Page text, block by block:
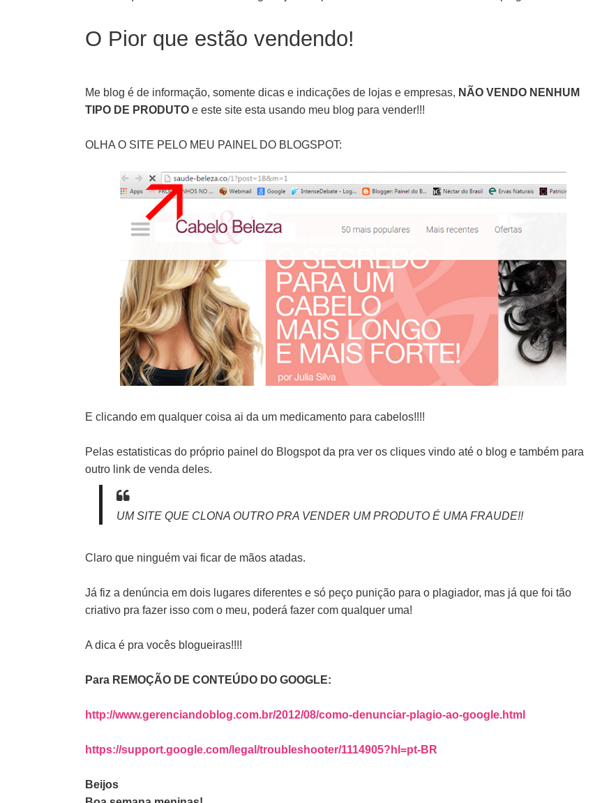
O Pior que estão vendendo!
Me blog é de informação, somente dicas e indicações de lojas e empresas, NÃO VENDO NENHUM
TIPO DE PRODUTO e este site esta usando meu blog para vender!!!
OLHA O SITE PELO MEU PAINEL DO BLOGSPOT:
E clicando em qualquer coisa ai da um medicamento para cabelos!!!!
Pelas estatisticas do próprio painel do Blogspot da pra ver os cliques vindo até o blog e também para
outro link de venda deles.
UM SITE QUE CLONA OUTRO PRA VENDER UM PRODUTO É UMA FRAUDE!!
Claro que ninguém vai ficar de mãos atadas.
Já fiz a denúncia em dois lugares diferentes e só peço punição para o plagiador, mas já que foi tão
criativo pra fazer isso com o meu, poderá fazer com qualquer uma!
A dica é pra vocês blogueiras!!!!
Para REMOÇÃO DE CONTEÚDO DO GOOGLE:
http://www.gerenciandoblog.com.br/2012/08/como-denunciar-plagio-ao-google.html
https://support.google.com/legal/troubleshooter/1114905?hl=pt-BR
Beijos